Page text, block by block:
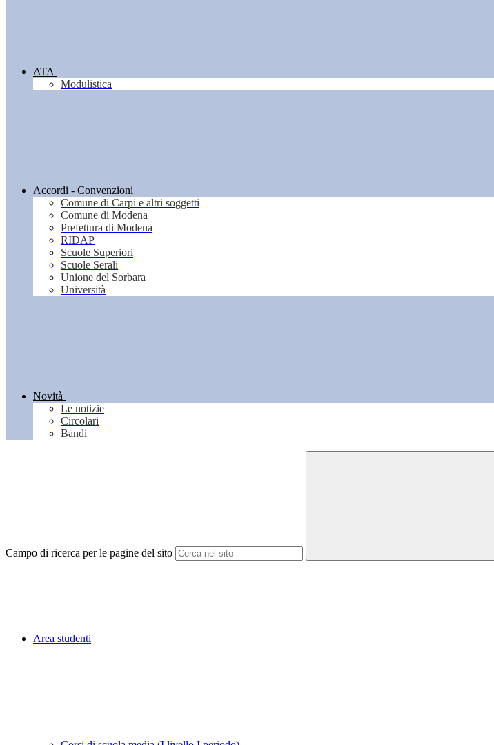
ATA
Modulistica
Accordi - Convenzioni
Comune di Carpi e altri soggetti
Comune di Modena
Prefettura di Modena
RIDAP
Scuole Superiori
Scuole Serali
Unione del Sorbara
Università
Novità
Le notizie
Circolari
Bandi
Campo di ricerca per le pagine del sito
Area studenti